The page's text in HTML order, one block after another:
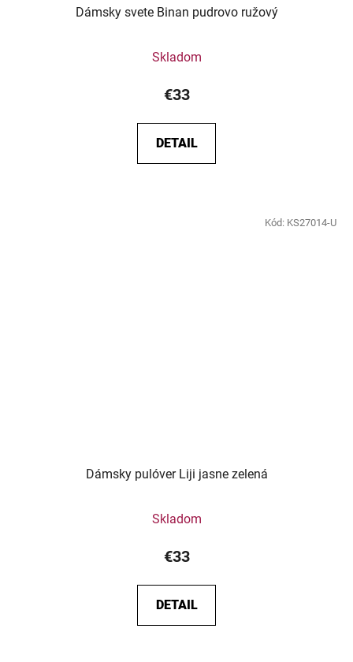
Dámsky svete Binan pudrovo ružový
Skladom
€33
DETAIL
Dámsky pulóver Liji jasne zelená
Skladom
€33
DETAIL
Kód: KS27014-U